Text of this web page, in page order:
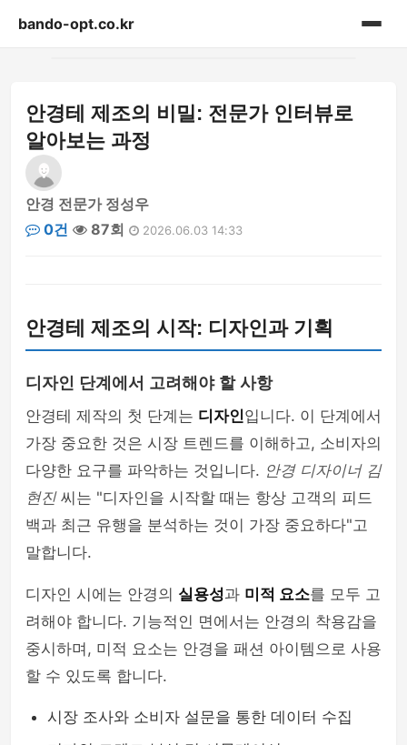
bando-opt.co.kr
게시판
안경테 제조의 비밀: 전문가 인터뷰로
알아보는 과정
안경 전문가 정성우
0건
87회 2026.06.03 14:33
안경테 제조의 시작: 디자인과 기획
디자인 단계에서 고려해야 할 사항
안경테 제작의 첫 단계는 디자인입니다. 이 단계에서
가장 중요한 것은 시장 트렌드를 이해하고, 소비자의
다양한 요구를 파악하는 것입니다. 안경 디자이너 김
현진씨는 "디자인을 시작할 때는 항상 고객의 피드
백과 최근 유행을 분석하는 것이 가장 중요하다"고
말합니다.
디자인 시에는 안경의 실용성과 미적 요소를 모두 고
려해야 합니다. 기능적인 면에서는 안경의 착용감을
중시하며, 미적 요소는 안경을 패션 아이템으로 사용
할 수 있도록 합니다.
시장 조사와 소비자 설문을 통한 데이터 수집